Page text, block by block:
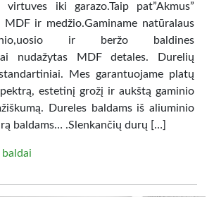
iki garazo.Taip pat”Akmus”
ir medžio.Gaminame natūralaus
ir beržo baldines
nudažytas MDF detales. Durelių
Mes garantuojame platų
estetinį grožį ir aukštą gaminio
Dureles baldams iš aliuminio
baldams… .Slenkančių durų […]
baldai